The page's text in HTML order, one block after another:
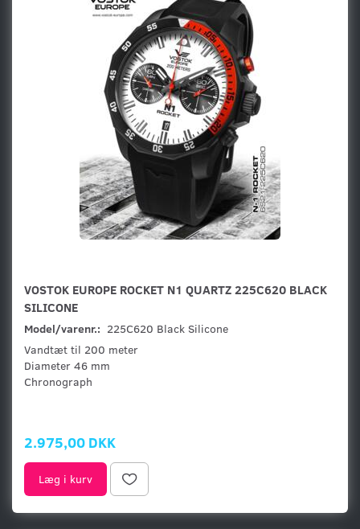
VOSTOK EUROPE ROCKET N1 QUARTZ 225C620 BLACK
SILICONE
Model/varenr.: 225C620 Black Silicone
Vandtæt til 200 meter
Diameter 46 mm
Chronograph
2.975,00 DKK
Læg i kurv